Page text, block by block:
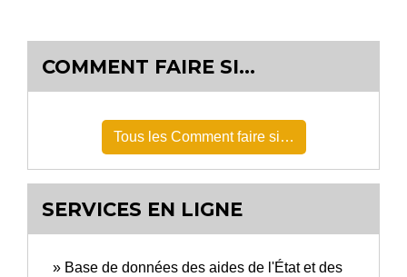
COMMENT FAIRE SI…
Tous les Comment faire si…
SERVICES EN LIGNE
Base de données des aides de l'État et des